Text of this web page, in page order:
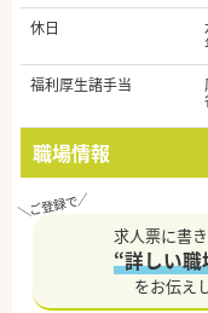
休日
福利厚生諸手当
職場情報
求人票に書
“詳しい
をお伝え